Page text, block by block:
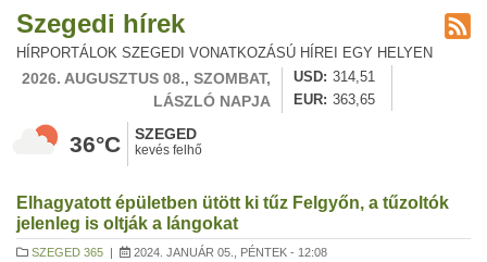
Szegedi hírek
HÍRPORTÁLOK SZEGEDI VONATKOZÁSÚ HÍREI EGY HELYEN
2026. AUGUSZTUS 08., SZOMBAT,
LÁSZLÓ NAPJA
USD
314,51
EUR
363,65
36°C SZEGED
kevés felhő
Elhagyatott épületben ütött ki tűz Felgyőn, a tűzoltók
jelenleg is oltják a lángokat
SZEGED 365 | 2024. JANUÁR 05., PÉNTEK - 12:08